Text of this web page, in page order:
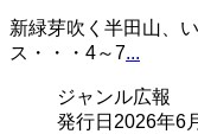
新緑芽吹く半田山、
ス・・・4～7...
ジャンル広報
発行日 2026年6